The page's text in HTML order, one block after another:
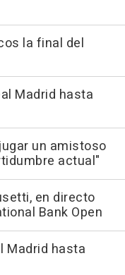
la final del
Madrid hasta
un amistoso
actual"
en directo
Bank Open
Madrid hasta